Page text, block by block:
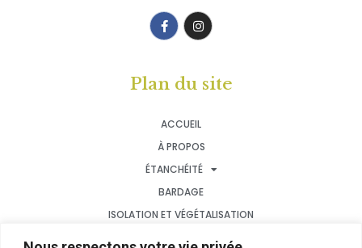
Plan du site
ACCUEIL
À PROPOS
ÉTANCHÉITÉ
BARDAGE
ISOLATION ET VÉGÉTALISATION
NOS RÉALISATIONS